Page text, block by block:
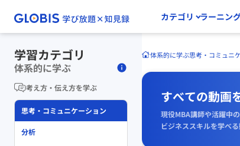
カテゴリ ラーニン
体系的に学ぶ思考・コミュニ
すべての動画
現役MBA講師や活躍中
ビジネススキルを学べ
学習カテゴリ
体系的に学ぶ
考え方・伝え方を学ぶ
思考・コミュニケーション
分析